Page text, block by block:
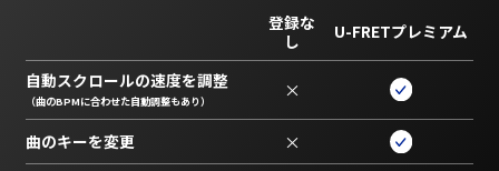
登録な
し
U-FRETプレミアム
自動スクロールの速度を調整
（曲のBPMに合わせた自動調整もあり） ×
曲のキーを変更 ×